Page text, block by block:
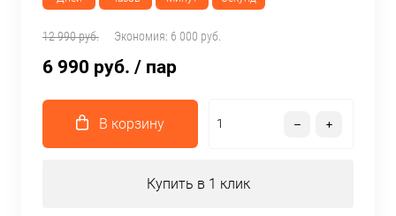
12 990 руб. Экономия: 6 000 руб.
6 990 руб. / пар
В корзину
Купить в 1 клик